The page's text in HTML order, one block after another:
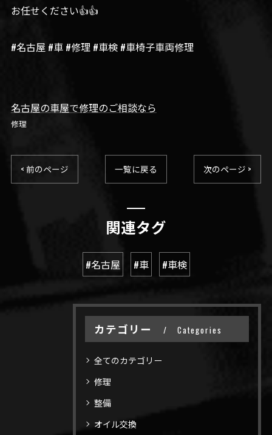
お任せください👍👍
#名古屋 #車 #修理 #車検 #車椅子車両修理
名古屋の車屋で修理のご相談なら
修理
< 前のページ 一覧に戻る 次のページ >
関連タグ
#名古屋 #車 #車検
カテゴリー Categories
全てのカテゴリー
修理
整備
オイル交換